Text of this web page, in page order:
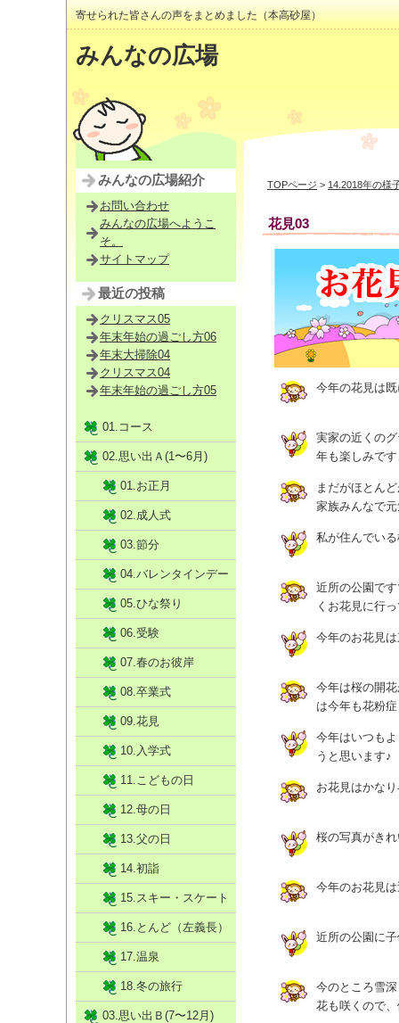
寄せられた皆さんの声をまとめました（本高砂屋）
みんなの広場
TOPページ > 14.2018年の様
花見03
今年の花見は
実家の近くの
年も楽しみで
まだがほとん
家族みんなで
私が住んでい
近所の公園で
くお花見に行
今年のお花見
今年は桜の開
は今年も花粉
今年はいつも
うと思います♪
お花見はかな
桜の写真がき
今年のお花見
近所の公園に
今のところ雪
花も咲くので
みんなの広場紹介
お問い合わせ
みんなの広場へようこ
そ。
サイトマップ
最近の投稿
クリスマス05
年末年始の過ごし方06
年末大掃除04
クリスマス04
年末年始の過ごし方05
01.コース
02.思い出Ａ(1〜6月)
01.お正月
02.成人式
03.節分
04.バレンタインデー
05.ひな祭り
06.受験
07.春のお彼岸
08.卒業式
09.花見
10.入学式
11.こどもの日
12.母の日
13.父の日
14.初詣
15.スキー・スケート
16.とんど（左義長）
17.温泉
18.冬の旅行
03.思い出Ｂ(7〜12月)